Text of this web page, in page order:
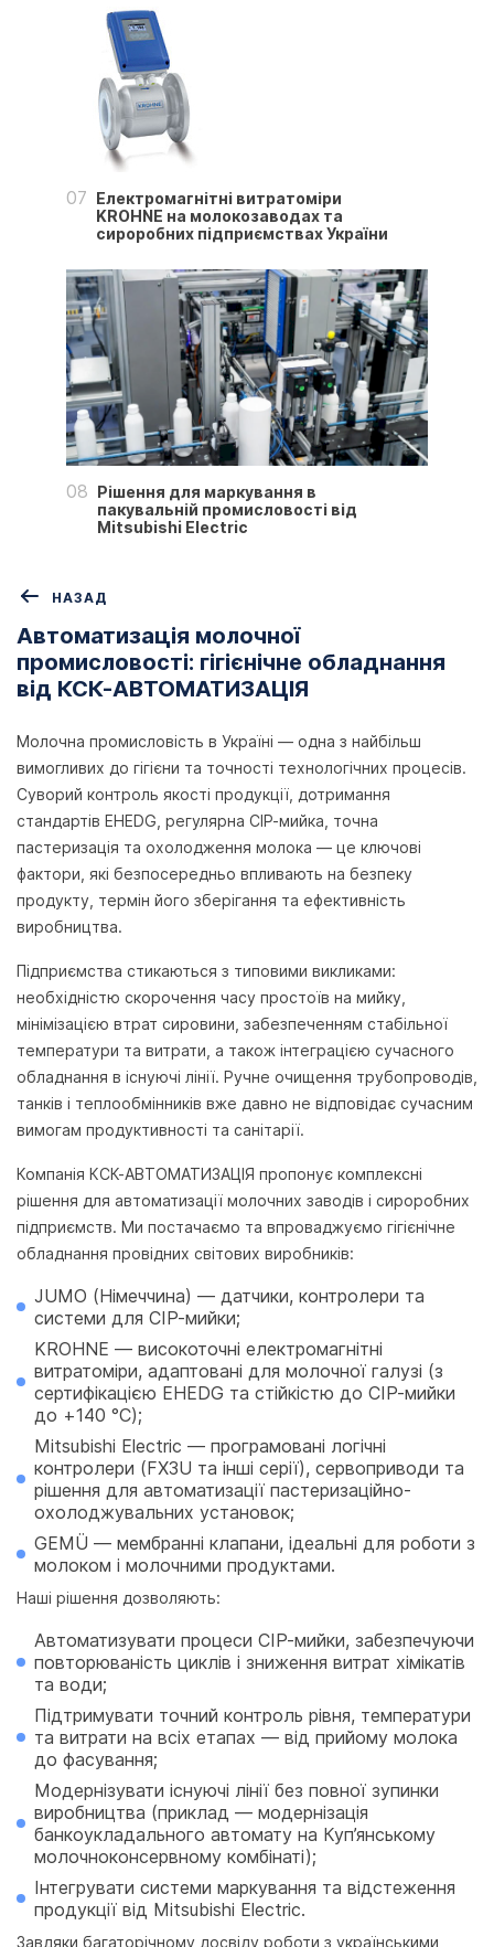
07 Електромагнітні витратоміри
KROHNE на молокозаводах та
сироробних підприємствах України
08
Рішення для маркування в
пакувальній промисловості від
Mitsubishi Electric
НАЗАД
Автоматизація молочної
промисловості: гігієнічне обладнання
від КСК-АВТОМАТИЗАЦІЯ
Молочна промисловість в Україні — одна з найбільш
вимогливих до гігієни та точності технологічних процесів.
Суворий контроль якості продукції, дотримання
стандартів EHEDG, регулярна CIP-мийка, точна
пастеризація та охолодження молока — це ключові
фактори, які безпосередньо впливають на безпеку
продукту, термін його зберігання та ефективність
виробництва.
Підприємства стикаються з типовими викликами:
необхідністю скорочення часу простоїв на мийку,
мінімізацією втрат сировини, забезпеченням стабільної
температури та витрати, а також інтеграцією сучасного
обладнання в існуючі лінії. Ручне очищення трубопроводів,
танків і теплообмінників вже давно не відповідає сучасним
вимогам продуктивності та санітарії.
Компанія КСК-АВТОМАТИЗАЦІЯ пропонує комплексні
рішення для автоматизації молочних заводів і сироробних
підприємств. Ми постачаємо та впроваджуємо гігієнічне
обладнання провідних світових виробників:
JUMO (Німеччина) — датчики, контролери та
системи для CIP-мийки;
KROHNE — високоточні електромагнітні
витратоміри, адаптовані для молочної галузі (з
сертифікацією EHEDG та стійкістю до CIP-мийки
до +140 °C);
Mitsubishi Electric — програмовані логічні
контролери (FX3U та інші серії), сервоприводи та
рішення для автоматизації пастеризаційно-
охолоджувальних установок;
GEMÜ — мембранні клапани, ідеальні для роботи з
молоком і молочними продуктами.
Наші рішення дозволяють:
Автоматизувати процеси CIP-мийки, забезпечуючи
повторюваність циклів і зниження витрат хімікатів
та води;
Підтримувати точний контроль рівня, температури
та витрати на всіх етапах — від прийому молока
до фасування;
Модернізувати існуючі лінії без повної зупинки
виробництва (приклад — модернізація
банкоукладального автомату на Куп’янському
молочноконсервному комбінаті);
Інтегрувати системи маркування та відстеження
продукції від Mitsubishi Electric.
Завдяки багаторічному досвіду роботи з українськими